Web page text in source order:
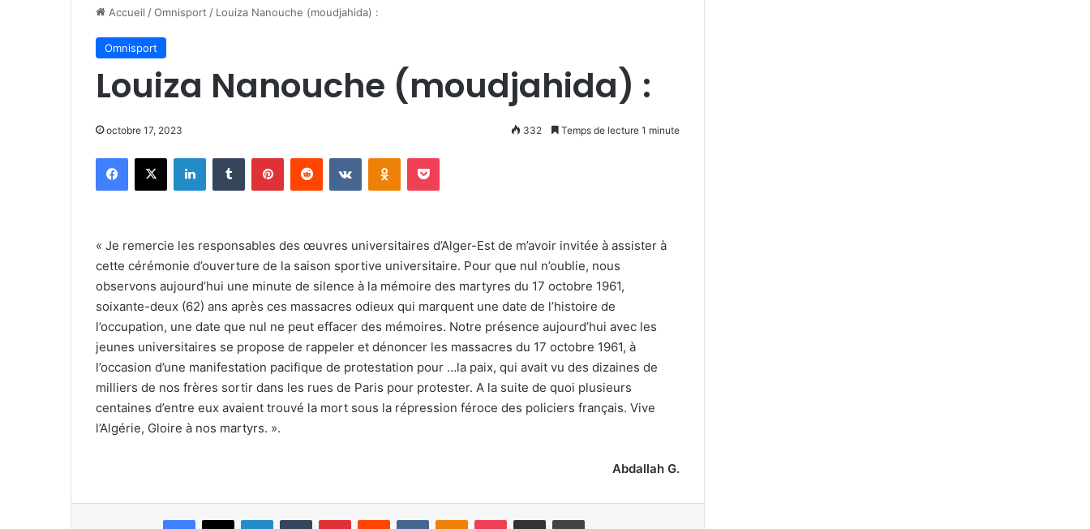
Accueil /Omnisport / Louiza Nanouche (moudjahida) :
Omnisport
Louiza Nanouche (moudjahida) :
octobre 17, 2023 332 Temps de lecture 1 minute
Facebook
X LinkedinTumblr PinterestReddit VKontakteOdnoklassniki
Pocket
« Je remercie les responsables des œuvres universitaires d’Alger-Est de m’avoir invitée à assister à
cette cérémonie d’ouverture de la saison sportive universitaire. Pour que nul n’oublie, nous
observons aujourd’hui une minute de silence à la mémoire des martyres du 17 octobre 1961,
soixante-deux (62) ans après ces massacres odieux qui marquent une date de l’histoire de
l’occupation, une date que nul ne peut effacer des mémoires. Notre présence aujourd’hui avec les
jeunes universitaires se propose de rappeler et dénoncer les massacres du 17 octobre 1961, à
l’occasion d’une manifestation pacifique de protestation pour …la paix, qui avait vu des dizaines de
milliers de nos frères sortir dans les rues de Paris pour protester. A la suite de quoi plusieurs
centaines d’entre eux avaient trouvé la mort sous la répression féroce des policiers français. Vive
l’Algérie, Gloire à nos martyrs. ».
Abdallah G.
Facebook
X LinkedinTumblr PinterestReddit VKontakteOdnoklassniki
Pocket Partager par email Imprimer